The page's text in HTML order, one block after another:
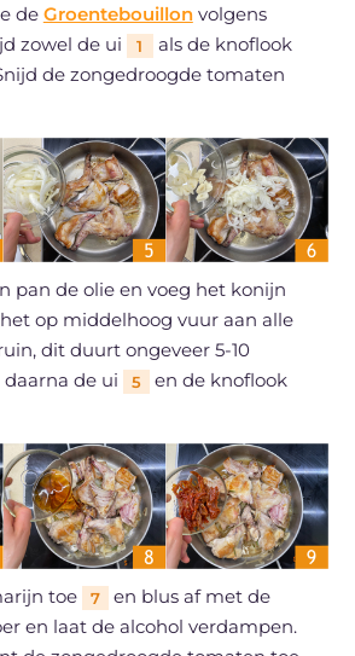
de Groentebouillonvolgens
zowel de ui
1 als de knoflook
de zongedroogde tomaten
pan de olie en voeg het konijn
op middelhoog vuur aan alle
dit duurt ongeveer 5-10
de ui
5 en de knoflook
toe 7
en blus af met de
en laat de alcohol verdampen.